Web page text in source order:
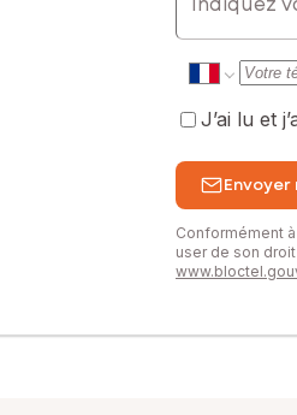
J’ai lu et
Conformément
user de son